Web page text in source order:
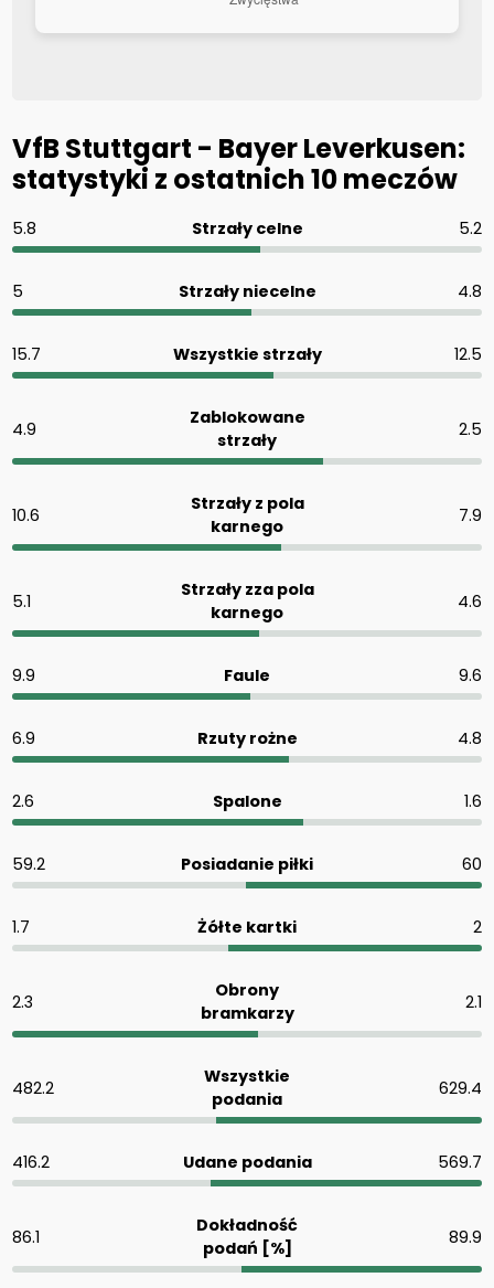
VfB Stuttgart - Bayer Leverkusen:
statystyki z ostatnich 10 meczów
5.8 Strzały celne 5.2
5 Strzały niecelne 4.8
15.7 Wszystkie strzały 12.5
4.9
Zablokowane
strzały
2.5
10.6
Strzały z pola
karnego
7.9
5.1
Strzały zza pola
karnego
4.6
9.9 Faule 9.6
6.9 Rzuty rożne 4.8
2.6 Spalone 1.6
59.2 Posiadanie piłki 60
1.7 Żółte kartki 2
2.3
Obrony
bramkarzy
2.1
482.2
Wszystkie
podania
629.4
416.2 Udane podania 569.7
86.1
Dokładność
podań [%]
89.9